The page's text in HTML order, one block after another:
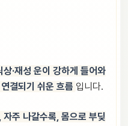
·재성 운이 강하게 들어와
결되기 쉬운 흐름 입니다.
자주 나갈수록, 몸으로 부딪